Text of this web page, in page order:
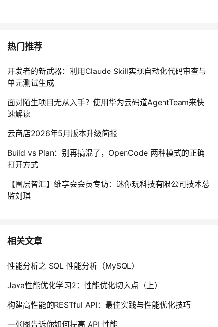
热门推荐
开发者的新武器：利用Claude Skill实现自动化代码审查与
单元测试生成
面对陌生项目无从入手？使用华为云码道AgentTeam来快
速解读
云商店2026年5月版本升级简报
Build vs Plan：别再搞混了，OpenCode 两种模式的正确
打开方式
【圈层智汇】维享会会员专访：迷你玩科技有限公司技术总
监刘琪
相关文章
性能分析之 SQL 性能分析（MySQL）
Java性能优化学习2：性能优化切入点（上）
构建高性能的RESTful API：最佳实践与性能优化技巧
一张图告诉你如何提高 API 性能